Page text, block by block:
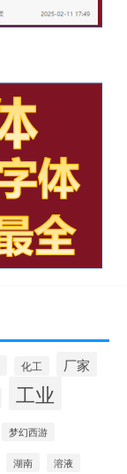
化工 厂家
工业
梦幻西游
湖南 溶液